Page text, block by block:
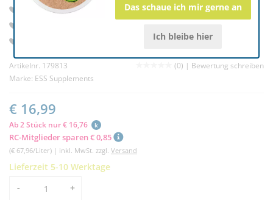
Für greizte Haut & Abschürfungen
Ideal bei Mauke und nassen Trachten
Artikelnr. 179813 (0) | Bewertung schreiben
Marke: ESS Supplements
€ 16,99
Ab 2 Stück nur € 16,76 k
RC-Mitglieder sparen € 0,85
(€ 67,96/Liter) | inkl. MwSt. zzgl. Versand
Lieferzeit 5-10 Werktage
Menge
- +
Das schaue ich mir gerne an
Ich bleibe hier